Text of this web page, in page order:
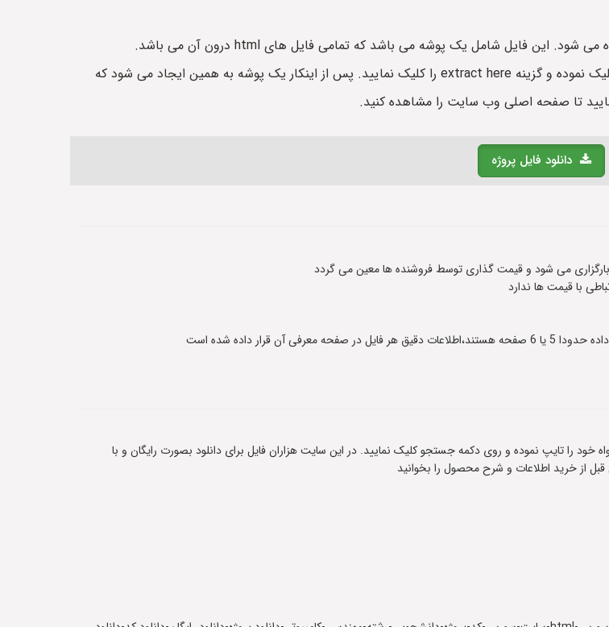
نکته) پس از دانلود کتاب الکترونیک آموزش ساخت فایل، بر روی آن راست کلیک نموده و گزینه extract here را کلیک نمایید. پس از اینکار یک پوشه به همین ایجاد می شود که
دانلود فایل پروژه
می شود و قیمت گذاری توسط فروشنده ها معین می گردد
با قیمت ها ندارد
خود را تایپ نموده و روی دکمه جستجو کلیک نمایید. در این سایت هزاران فایل برای دانلود بصورت رایگان و با
از خرید اطلاعات و شرح محصول را بخوانید